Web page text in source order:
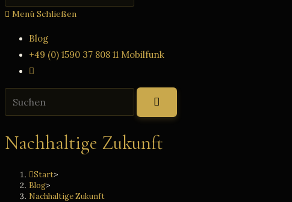
search
Menü Schließen
Blog
+49 (0) 1590 37 808 11 Mobilfunk
Website-
Suche
umschalten
Website
Nachhaltige Zukunft
Start>
Blog>
Nachhaltige Zukunft